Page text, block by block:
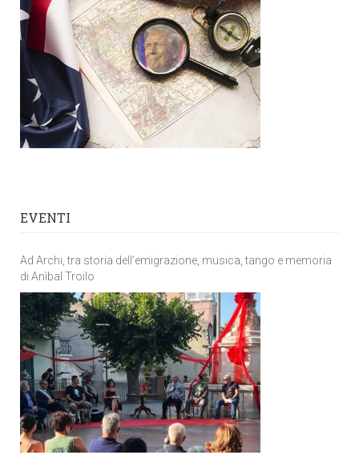
EVENTI
Ad Archi, tra storia dell’emigrazione, musica, tango e memoria
di Anìbal Troilo